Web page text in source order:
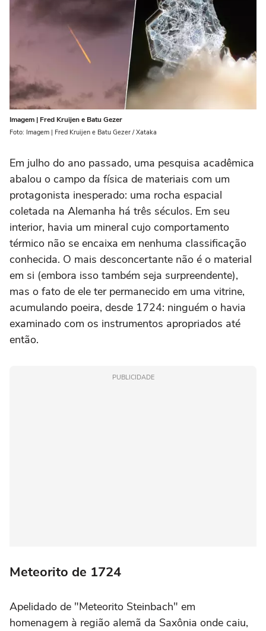
Imagem | Fred Kruijen e Batu Gezer
Foto: Imagem | Fred Kruijen e Batu Gezer / Xataka
Em julho do ano passado, uma pesquisa acadêmica
abalou o campo da física de materiais com um
protagonista inesperado: uma rocha espacial
coletada na Alemanha há três séculos. Em seu
interior, havia um mineral cujo comportamento
térmico não se encaixa em nenhuma classificação
conhecida. O mais desconcertante não é o material
em si (embora isso também seja surpreendente),
mas o fato de ele ter permanecido em uma vitrine,
acumulando poeira, desde 1724: ninguém o havia
examinado com os instrumentos apropriados até
então.
PUBLICIDADE
Meteorito de 1724
Apelidado de "Meteorito Steinbach" em
homenagem à região alemã da Saxônia onde caiu,